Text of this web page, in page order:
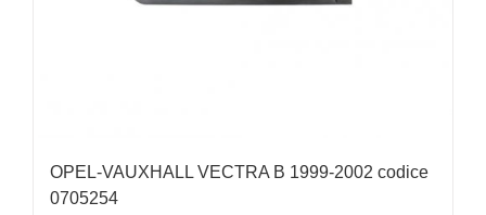
OPEL-VAUXHALL VECTRA B 1999-2002 codice
0705254